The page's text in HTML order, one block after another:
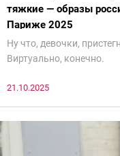
тяжкие — образы
Париже 2025
Ну что, девочки,
Виртуально, конечно.
21.10.2025